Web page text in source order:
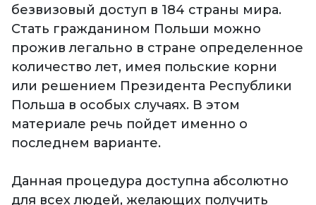
безвизовый доступ в 184 страны мира.
Стать гражданином Польши можно
прожив легально в стране определенное
количество лет, имея польские корни
или решением Президента Республики
Польша в особых случаях. В этом
материале речь пойдет именно о
последнем варианте.
Данная процедура доступна абсолютно
для всех людей, желающих получить